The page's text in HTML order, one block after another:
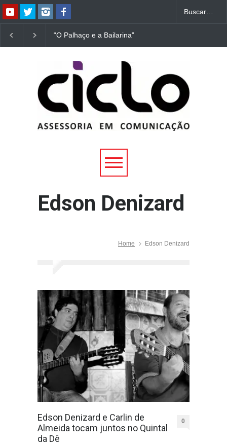
“O Palhaço e a Bailarina”
estreia hoje (1º) em
Uberlândia
Uberlândia
Edson Denizard
Home Edson Denizard
Edson Denizard e Carlin de
Almeida tocam juntos no Quintal
da Dê
0